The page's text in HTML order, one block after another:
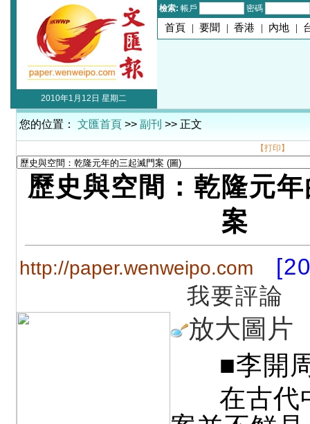
檢索: 帳戶 密碼
首頁 | 要聞 | 香港 | 內地 |
2010年1月12日 星期二
您的位置： 文匯首頁 >> 副刊 >> 正文
【打印】
歷史與空間：乾隆元
案
http://paper.wenweipo.com
我要評論
放大圖片
■李開
在古代